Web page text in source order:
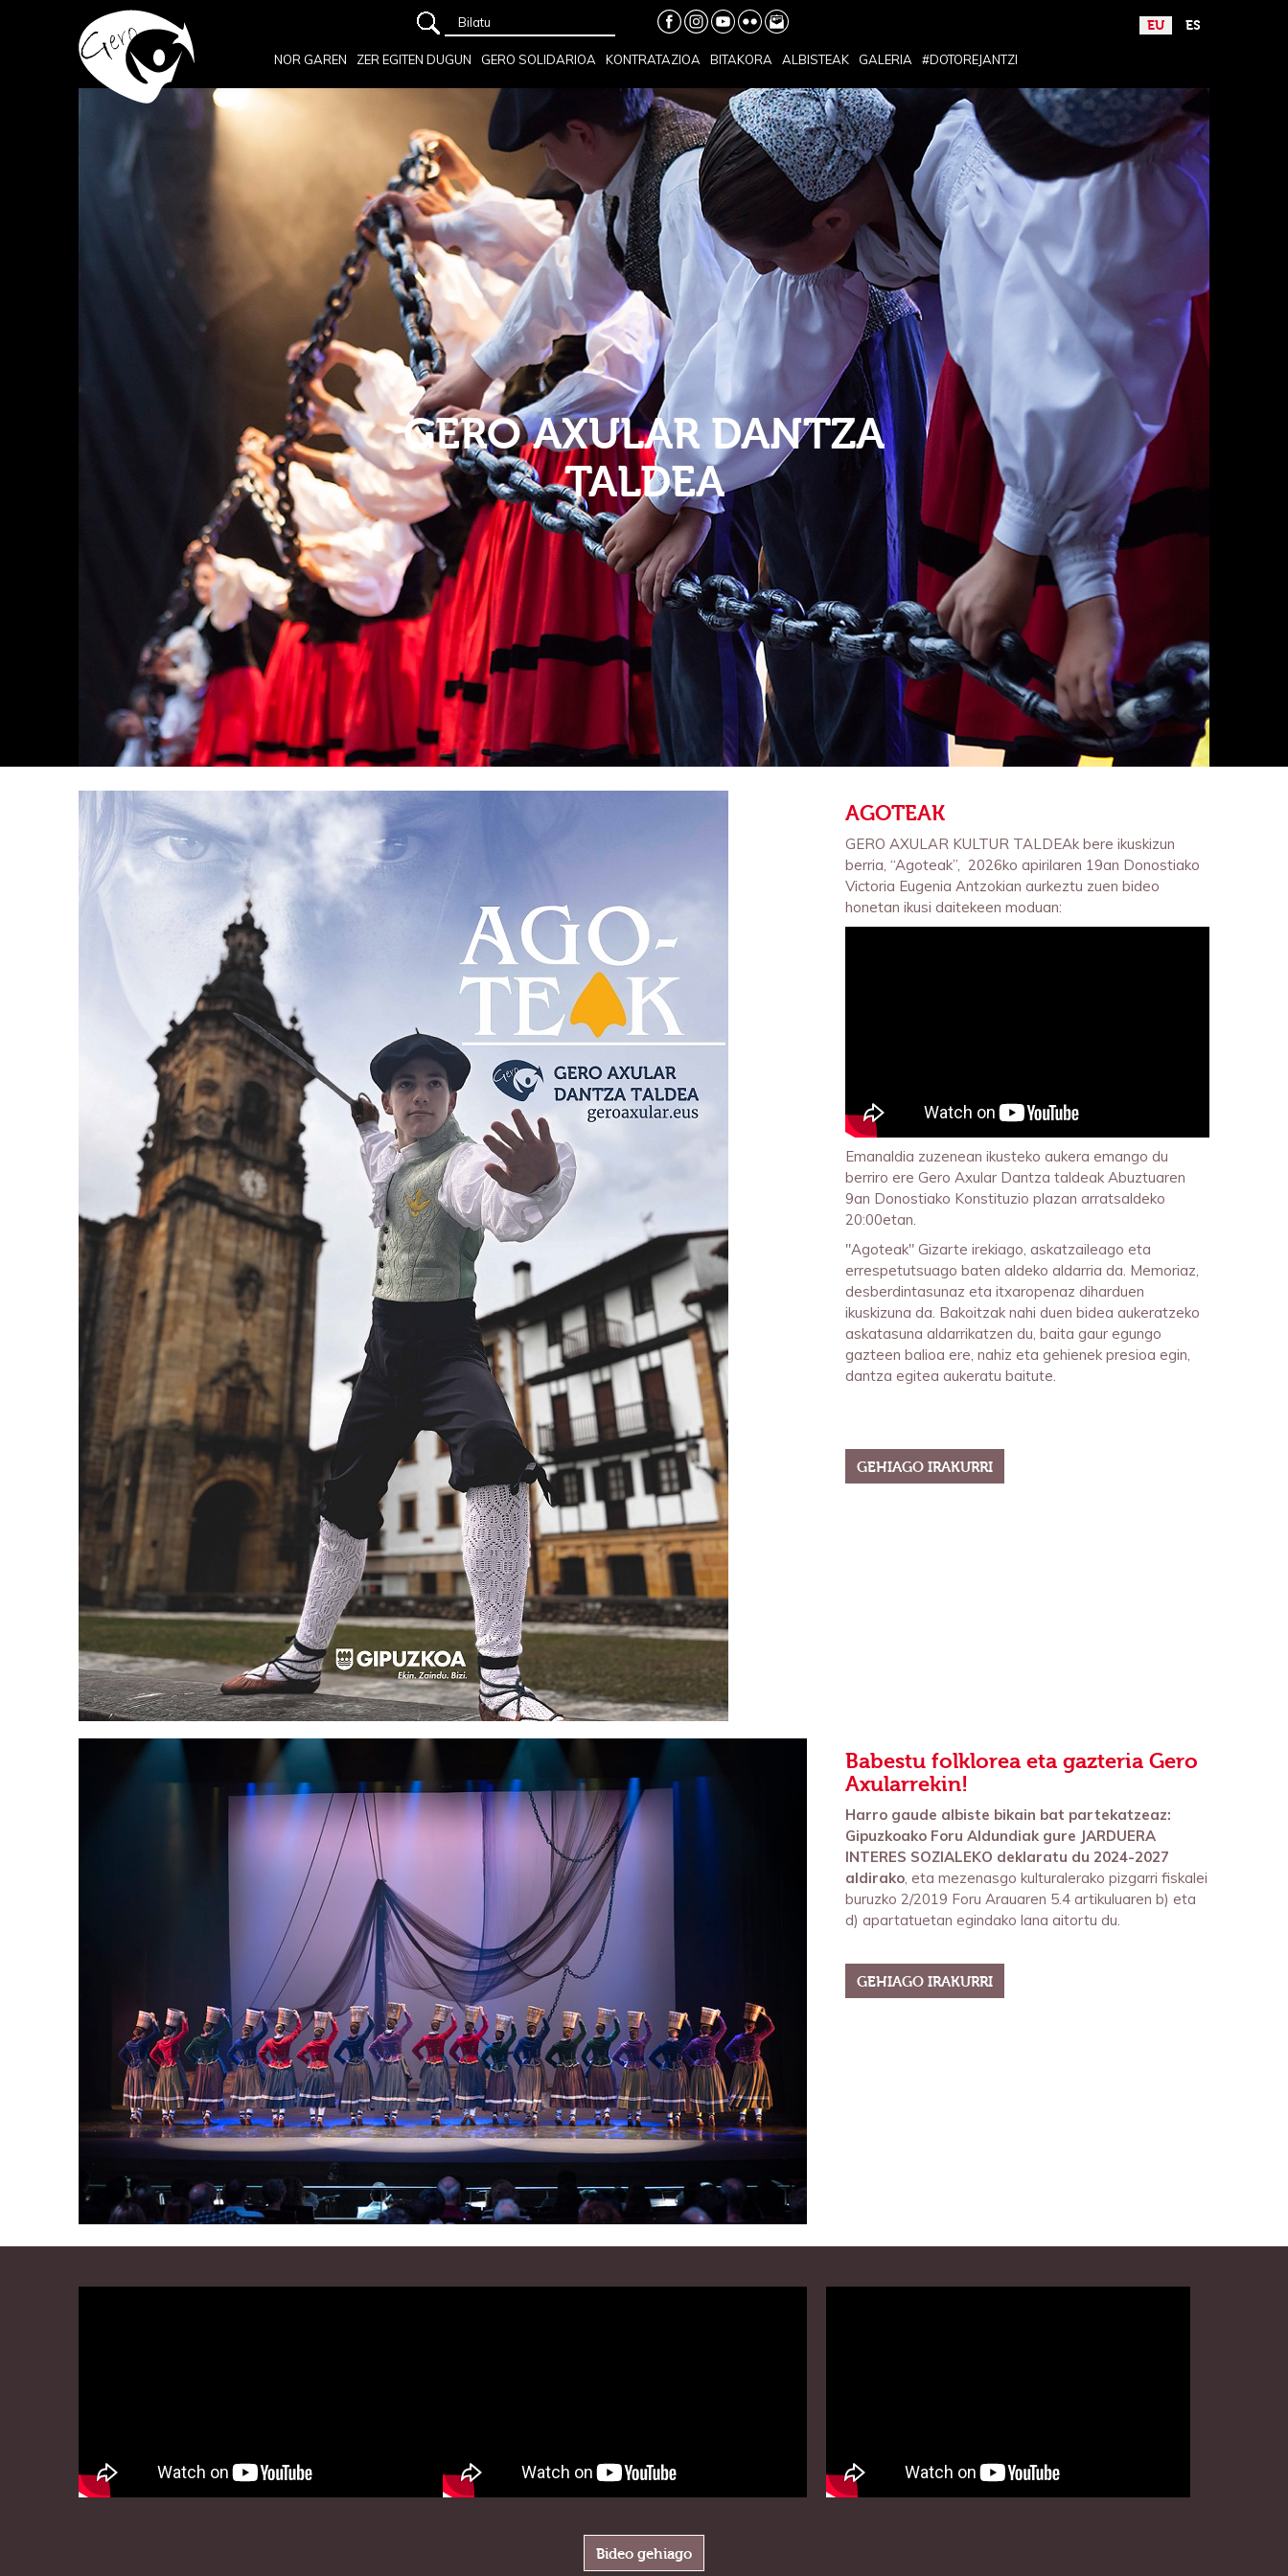
GERO AXULAR DANTZA
TALDEA
EU ES
Bilatu
NOR GAREN ZER EGITEN DUGUN GERO SOLIDARIOA KONTRATAZIOA BITAKORA ALBISTEAK GALERIA #DOTOREJANTZI
AGOTEAK
GERO AXULAR KULTUR TALDEAk bere ikuskizun
berria, “Agoteak”, 2026ko apirilaren 19an Donostiako
Victoria Eugenia Antzokian aurkeztu zuen bideo
honetan ikusi daitekeen moduan:
Emanaldia zuzenean ikusteko aukera emango du
berriro ere Gero Axular Dantza taldeak Abuztuaren
9an Donostiako Konstituzio plazan arratsaldeko
20:00etan.
"Agoteak" Gizarte irekiago, askatzaileago eta
errespetutsuago baten aldeko aldarria da. Memoriaz,
desberdintasunaz eta itxaropenaz diharduen
ikuskizuna da. Bakoitzak nahi duen bidea aukeratzeko
askatasuna aldarrikatzen du, baita gaur egungo
gazteen balioa ere, nahiz eta gehienek presioa egin,
dantza egitea aukeratu baitute.
GEHIAGO IRAKURRI
Babestu folklorea eta gazteria Gero
Axularrekin!
Harro gaude albiste bikain bat partekatzeaz:
Gipuzkoako Foru Aldundiak gure JARDUERA
INTERES SOZIALEKO deklaratu du 2024-2027
aldirako, eta mezenasgo kulturalerako pizgarri fiskalei
buruzko 2/2019 Foru Arauaren 5.4 artikuluaren b) eta
d) apartatuetan egindako lana aitortu du.
GEHIAGO IRAKURRI
Bideo gehiago